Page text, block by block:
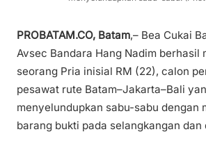
PROBATAM.CO, Batam,– Bea Cukai
Avsec Bandara Hang Nadim berhasil
seorang Pria inisial RM (22), calon
pesawat rute Batam–Jakarta–Bali
menyelundupkan sabu-sabu dengan
barang bukti pada selangkangan dan